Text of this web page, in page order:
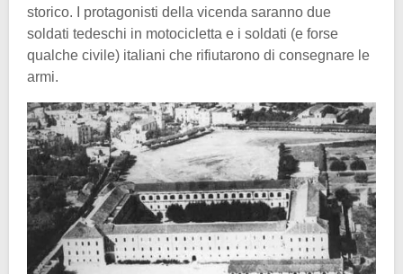
storico. I protagonisti della vicenda saranno due
soldati tedeschi in motocicletta e i soldati (e forse
qualche civile) italiani che rifiutarono di consegnare le
armi.